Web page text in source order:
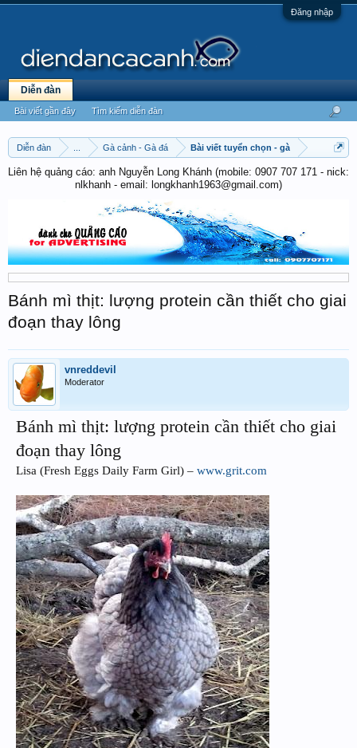
Đăng nhập
Diễn đàn Gà cảnh - Gà đá Bài viết tuyển chọn - gà
Liên hệ quảng cáo: anh Nguyễn Long Khánh (mobile: 0907 707 171 - nick:
nlkhanh - email: longkhanh1963@gmail.com)
Bánh mì thịt: lượng protein cần thiết cho giai
đoạn thay lông
vnreddevil
Moderator
Bánh mì thịt: lượng protein cần thiết cho giai
đoạn thay lông
Lisa (Fresh Eggs Daily Farm Girl) – www.grit.com
Diễn đàn
Bài viết gần đây Tìm kiếm diễn đàn